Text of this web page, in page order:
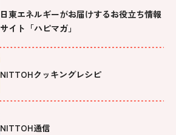
日東エネルギーがお届けするお役立ち情報
サイト「ハピマガ」
NITTOHクッキングレシピ
NITTOH通信